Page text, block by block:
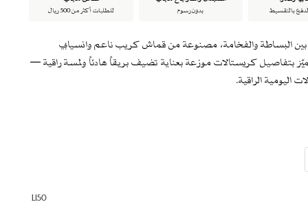
بالتقسيط بدون رسوم للطلبات أكثر من 500 ريال
البساطة والفخامة، مصنوعة من قماش كريب ناعم وانسيابي
بتفاصيل كريستالات موزعة بعناية تضيف بريقاً هادئاً ولمسة راقية —
اليومية الراقية.
لإطلالة متناسقة ومكتملة.
L150